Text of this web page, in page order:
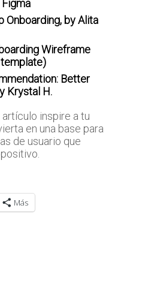
Onboarding, by Alita
Wireframe
Better
Krystal H.
inspire a tu
en una base para
de usuario que
Más